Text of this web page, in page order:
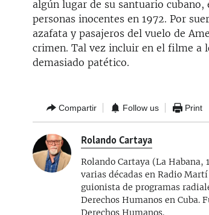
algún lugar de su santuario
personas inocentes en 1972. Por
azafata y pasajeros del vuelo de
crimen. Tal vez incluir en el filme a
demasiado patético.
Compartir Follow us Print
Rolando Cartaya
Rolando Cartaya (La
varias décadas en Radio
guionista de programas
Derechos Humanos en Cuba.